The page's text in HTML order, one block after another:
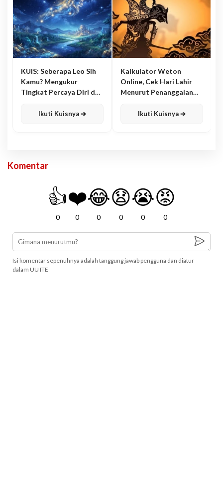
KUIS: Seberapa Leo Sih
Kamu? Mengukur
Tingkat Percaya Diri dan
Ikuti Kuisnya ➔
Kalkulator Weton
Online, Cek Hari Lahir
Menurut Penanggalan
Ikuti Kuisnya ➔
Komentar
👍
0
❤️
0
😂
0
😧
0
😭
0
😡
0
Isi komentar sepenuhnya adalah tanggung jawab pengguna dan diatur
dalam UU ITE